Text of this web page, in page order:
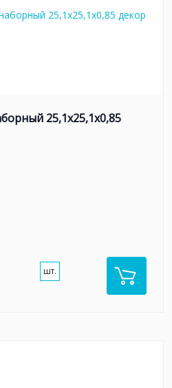
25,1x25,1x0,85
шт.